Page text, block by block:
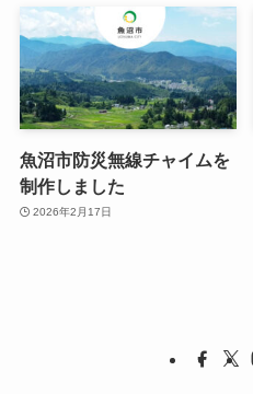
魚沼市防災無線チャイムを
制作しました
2026年2月17日